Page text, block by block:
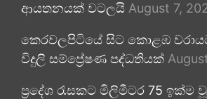
ආයතනයක් වටලයි August 7,
කෙරවලපිටියේ සිට කොළඹ
විදුලි සම්ප්‍රේෂණ පද්ධතියක්
ප්‍රදේශ රැසකට මිලිමීටර 75 ඉක්ම